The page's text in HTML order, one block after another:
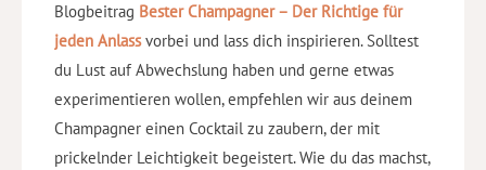
Blogbeitrag Bester Champagner – Der Richtige für
jeden Anlassvorbei und lass dich inspirieren. Solltest
du Lust auf Abwechslung haben und gerne etwas
experimentieren wollen, empfehlen wir aus deinem
Champagner einen Cocktail zu zaubern, der mit
prickelnder Leichtigkeit begeistert. Wie du das machst,